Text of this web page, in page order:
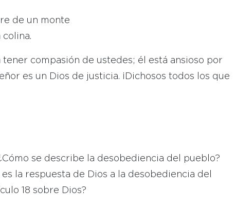
de un monte
colina.
tener compasión de ustedes; él está ansioso por
es un Dios de justicia. ¡Dichosos todos los que
¿Cómo se describe la desobediencia del pueblo?
es la respuesta de Dios a la desobediencia del
18 sobre Dios?